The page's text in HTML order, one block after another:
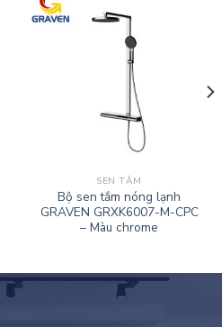
SEN TẮM
Bộ sen tắm nóng lạnh
GRAVEN GRXK6007-M-CPC
– Màu chrome